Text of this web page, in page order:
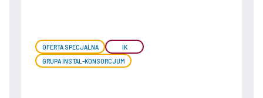
OFERTA SPECJALNA
IK
GRUPA INSTAL-KONSORCJUM